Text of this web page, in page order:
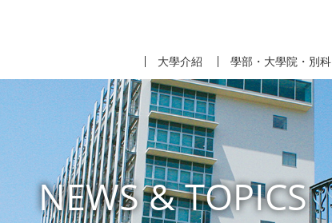
大學介紹 學部・大學院・別科
NEWS & TOPICS